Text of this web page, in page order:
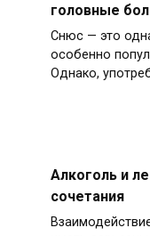
головные
Снюс — это
особенно
Однако,
Алкоголь и
сочетания